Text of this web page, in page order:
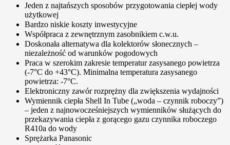
Jeden z najtańszych sposobów przygotowania ciepłej wody
użytkowej
Bardzo niskie koszty inwestycyjne
Współpraca z zewnętrznym zasobnikiem c.w.u.
Doskonała alternatywa dla kolektorów słonecznych –
niezależność od warunków pogodowych
Praca w szerokim zakresie temperatur zasysanego powietrza
(-7°C do +43°C). Minimalna temperatura zasysanego
powietrza: -7°C.
Elektroniczny zawór rozprężny dla zwiększenia wydajności
Wymiennik ciepła Shell In Tube („woda – czynnik roboczy”)
– jeden z najnowocześniejszych wymienników służących do
przekazywania ciepła z gorącego gazu czynnika roboczego
R410a do wody
Sprężarka Panasonic